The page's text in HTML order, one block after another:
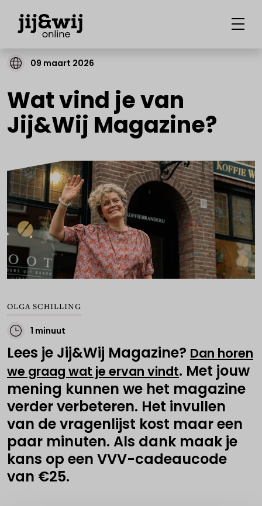
09 maart 2026
Wat vind je van
Jij&Wij Magazine?
OLGA SCHILLING
1 minuut
Lees je Jij&Wij Magazine? Dan horen
we graag wat je ervan vindt. Met jouw
mening kunnen we het magazine
verder verbeteren. Het invullen
van de vragenlijst kost maar een
paar minuten. Als dank maak je
kans op een VVV-cadeaucode
van €25.